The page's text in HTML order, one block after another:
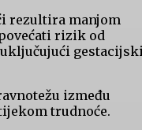
rezultira manjom
rizik od
između
trudnoće.